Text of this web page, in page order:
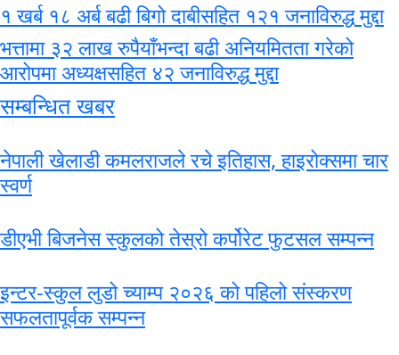
१ खर्ब १८ अर्ब बढी बिगो दाबीसहित १२१ जनाविरुद्ध मुद्दा
भत्तामा ३२ लाख रुपैयाँभन्दा बढी अनियमितता गरेको
आरोपमा अध्यक्षसहित ४२ जनाविरुद्ध मुद्दा
सम्बन्धित खबर
नेपाली खेलाडी कमलराजले रचे इतिहास, हाइरोक्समा चार
स्वर्ण
डीएभी बिजनेस स्कुलको तेस्रो कर्पोरेट फुटसल सम्पन्न
इन्टर-स्कुल लुडो च्याम्प २०२६ को पहिलो संस्करण
सफलतापूर्वक सम्पन्न